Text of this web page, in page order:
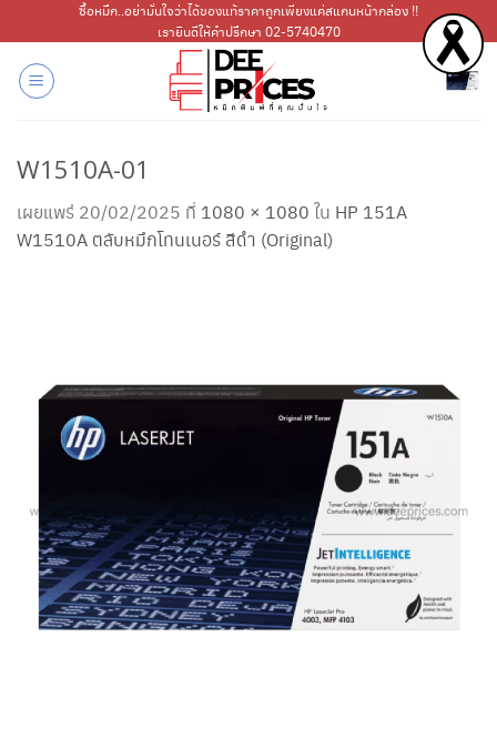
ไป
เนื้อหา
ซื้อหมึก..อย่ามั่นใจว่าได้ของแท้ราคาถูกเพียงแค่สแกนหน้ากล่อง !!
เรายินดีให้คำปรึกษา 02-5740470
W1510A-01
เผยแพร่ 20/02/2025 ที่ 1080 × 1080 ใน HP 151A
W1510A ตลับหมึกโทนเนอร์ สีดำ (Original)